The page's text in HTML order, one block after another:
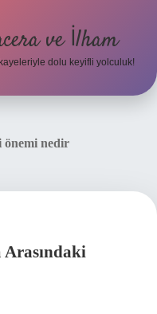
ve İlham
dolu keyifli yolculuk!
önemi nedir